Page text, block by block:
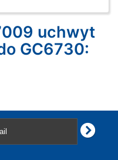
uchwyt
GC6730: